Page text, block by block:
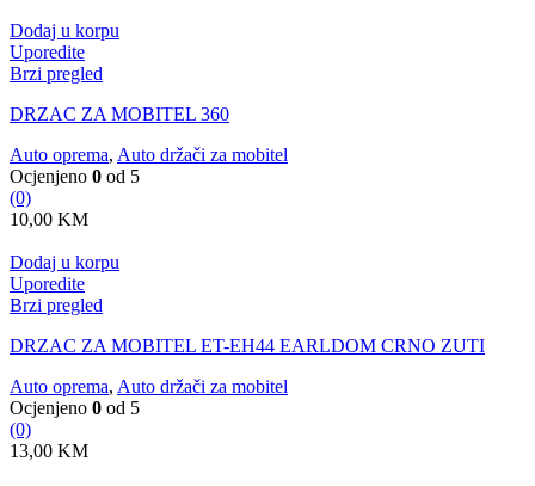
Dodaj u korpu
Uporedite
Brzi pregled
DRZAC ZA MOBITEL 360
Auto oprema, Auto držači za mobitel
Ocjenjeno 0 od 5
(0)
10,00 KM
Dodaj u korpu
Uporedite
Brzi pregled
DRZAC ZA MOBITEL ET-EH44 EARLDOM CRNO ZUTI
Auto oprema, Auto držači za mobitel
Ocjenjeno 0 od 5
(0)
13,00 KM